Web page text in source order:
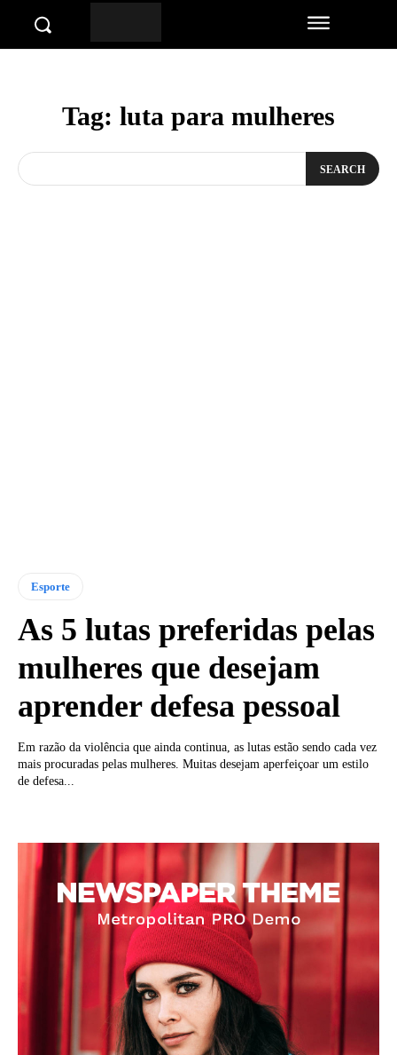
Tag: luta para mulheres
SEARCH
Esporte
As 5 lutas preferidas pelas
mulheres que desejam
aprender defesa pessoal
Em razão da violência que ainda continua, as lutas estão sendo cada vez
mais procuradas pelas mulheres. Muitas desejam aperfeiçoar um estilo
de defesa...